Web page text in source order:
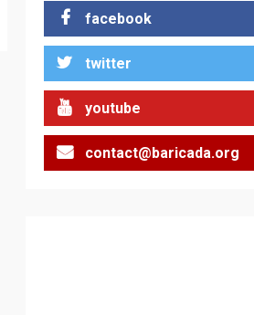
facebook
twitter
youtube
contact@baricada.org